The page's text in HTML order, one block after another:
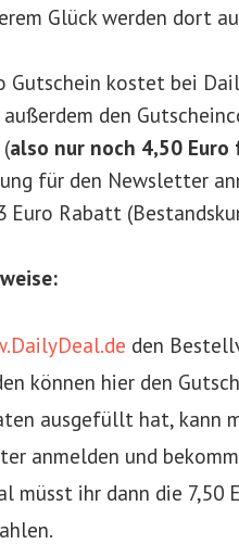
Glück werden dort
Gutschein kostet bei
den
also nur noch 4,50 Euro
für den Newsletter
Euro Rabatt
den
können hier den
ausgefüllt hat, kann
anmelden und
müsst ihr dann die 7,50